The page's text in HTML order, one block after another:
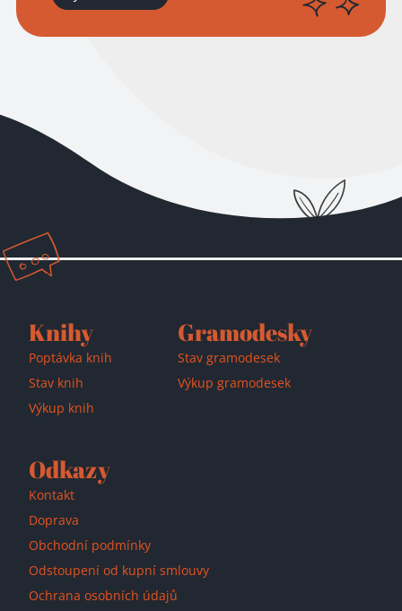
Knihy
Poptávka knih
Stav knih
Výkup knih
Gramodesky
Stav gramodesek
Výkup gramodesek
Odkazy
Kontakt
Doprava
Obchodní podmínky
Odstoupení od kupní smlouvy
Ochrana osobních údajů